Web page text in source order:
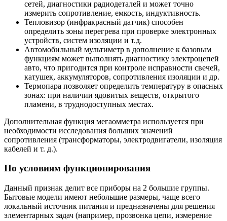
сетей, диагностики радиодеталей и может точно
измерить сопротивление, емкость, индуктивность.
Тепловизор (инфракрасный датчик) способен
определить зоны перегрева при проверке электронных
устройств, систем изоляции и т.д.
Автомобильный мультиметр в дополнение к базовым
функциям может выполнять диагностику электроцепей
авто, что пригодится при контроле исправности свечей,
катушек, аккумуляторов, сопротивления изоляции и др.
Термопара позволяет определить температуру в опасных
зонах: при наличии ядовитых веществ, открытого
пламени, в труднодоступных местах.
Дополнительная функция мегаомметра используется при
необходимости исследования больших значений
сопротивления (трансформаторы, электродвигатели, изоляция
кабелей и т. д.).
По условиям функционирования
Данный признак делит все приборы на 2 большие группы.
Бытовые модели имеют небольшие размеры, чаще всего
локальный источник питания и предназначены для решения
элементарных задач (например, прозвонка цепи, измерение